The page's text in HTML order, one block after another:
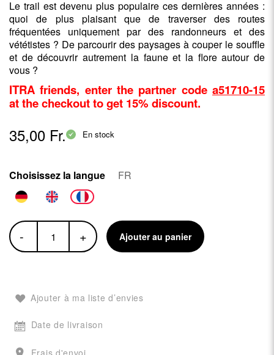
Le trail est devenu plus populaire ces dernières années :
quoi de plus plaisant que de traverser des routes
fréquentées uniquement par des randonneurs et des
vététistes ? De parcourir des paysages à couper le souffle
et de découvrir autrement la faune et la flore autour de
vous ?
ITRA friends, enter the partner code a51710-15
at the checkout to get 15% discount.
35,00 Fr. En stock
Choisissez la langue FR
- + Ajouter au panier
Ajouter à ma liste d’envies
Date de livraison
Frais d'envoi